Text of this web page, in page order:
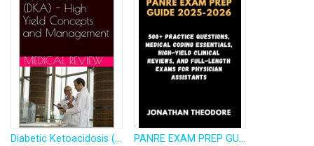
Diabetic Ketoacidosis (DKA) - High Yield Concepts and Management (English Edition)
PANRE EXAM PREP GUIDE 2025-2026: 500+ Practice Questions, Medical Coding Essentials, High-Yield Clinical Reviews, and Full-Length Exams for Physician Assistants